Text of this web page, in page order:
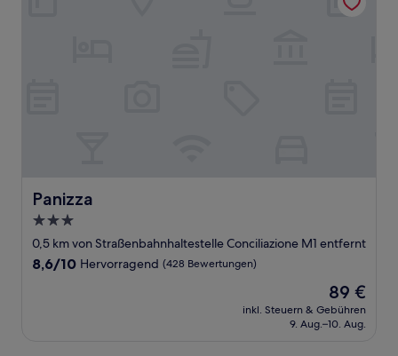
Panizza
Panizza
3.0-
Sterne-
Unterkunft
0,5 km von Straßenbahnhaltestelle Conciliazione M1 entfernt
8.6
8,6/10 Hervorragend (428 Bewertungen)
Der
Preis
beträgt
89 €
inkl. Steuern & Gebühren
9. Aug.–10. Aug.